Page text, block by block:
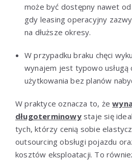
może być dostępny nawet
gdy leasing operacyjny
na dłuższe okresy.
W przypadku braku chęci
wynajem jest typowo usługą
użytkowania bez planów
W praktyce oznacza to, że
długoterminowystaje się
tych, którzy cenią sobie
outsourcing obsługi pojazdu
kosztów eksploatacji. To